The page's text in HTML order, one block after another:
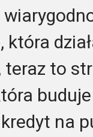
która
teraz to
na